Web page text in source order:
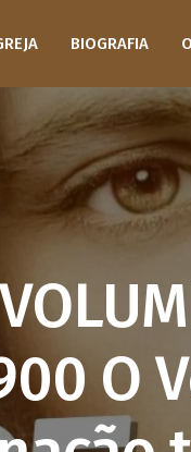
BIOGRAFIA
O